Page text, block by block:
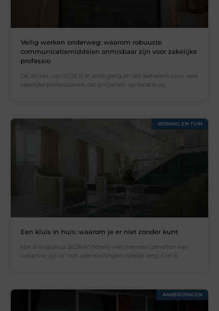
Veilig werken onderweg: waarom robuuste
communicatiemiddelen onmisbaar zijn voor zakelijke
professio
De zomer van 2026 is in volle gang en dat betekent voor veel
zakelijke professionals dat projecten op locatie op
WONING EN TUIN
Een kluis in huis: waarom je er niet zonder kunt
Het is augustus 2026 en terwijl veel mensen genieten van
vakantie, zijn er ook veel woningen tijdelijk leeg. Dat is
AANBIEDINGEN